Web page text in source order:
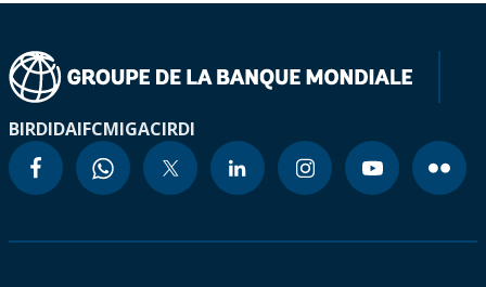
BIRDIDAIFCMIGACIRDI